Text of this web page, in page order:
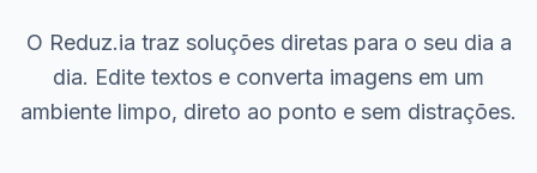
O Reduz.ia traz soluções diretas para o seu dia a
dia. Edite textos e converta imagens em um
ambiente limpo, direto ao ponto e sem distrações.